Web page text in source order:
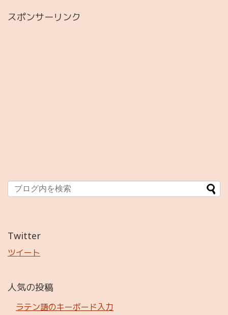
スポンサーリンク
Twitter
ツイート
人気の投稿
ラテン語のキーボード入力